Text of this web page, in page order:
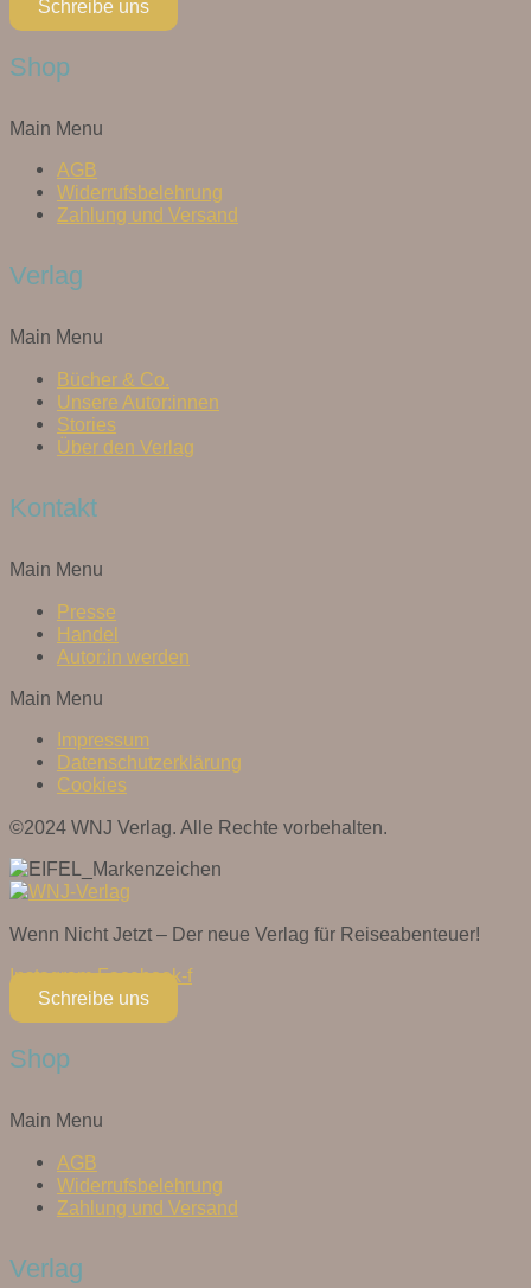
Schreibe uns
Shop
Main Menu
AGB
Widerrufsbelehrung
Zahlung und Versand
Verlag
Main Menu
Bücher & Co.
Unsere Autor:innen
Stories
Über den Verlag
Kontakt
Main Menu
Presse
Handel
Autor:in werden
Main Menu
Impressum
Datenschutzerklärung
Cookies
©2024 WNJ Verlag. Alle Rechte vorbehalten.
Wenn Nicht Jetzt – Der neue Verlag für Reiseabenteuer!
Instagram Facebook-f
Schreibe uns
Shop
Main Menu
AGB
Widerrufsbelehrung
Zahlung und Versand
Verlag